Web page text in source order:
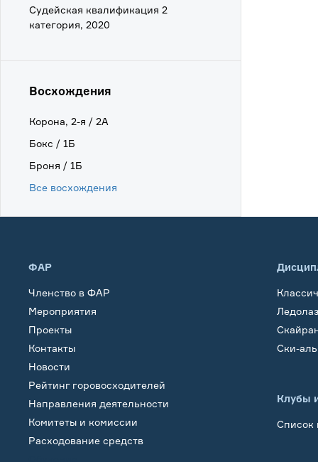
Судейская квалификация 2
категория, 2020
Восхождения
Корона, 2-я / 2А
Бокс / 1Б
Броня / 1Б
Все восхождения
ФАР
Членство в ФАР
Мероприятия
Проекты
Контакты
Новости
Рейтинг горовосходителей
Направления деятельности
Комитеты и комиссии
Расходование средств
Ски-
Клубы
Список